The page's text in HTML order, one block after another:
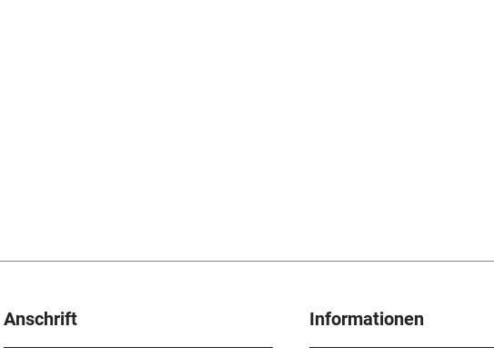
Anschrift Informationen